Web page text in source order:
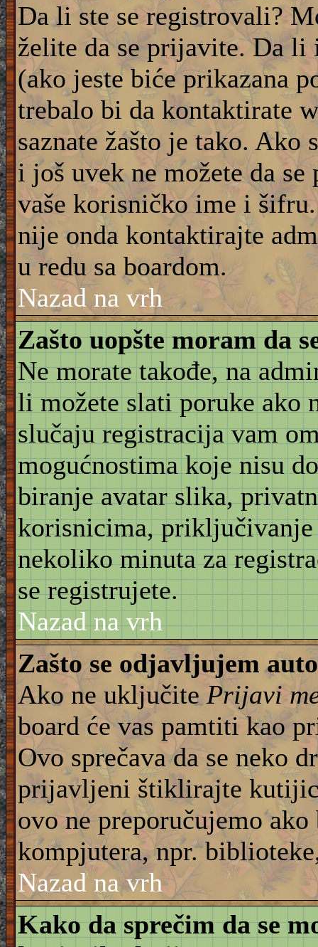
Da li ste se registrovali?
želite da se prijavite. Da li
(ako jeste biće prikazana
trebalo bi da kontaktirate
saznate žašto je tako. Ako
i još uvek ne možete da
vaše korisničko ime i
nije onda kontaktirajte
u redu sa boardom.
Nazad na vrh
Zašto uopšte moram da
Ne morate takođe, na
li možete slati poruke ako
slučaju registracija vam
mogućnostima koje nisu
biranje avatar slika,
korisnicima, priključivanje
nekoliko minuta za
se registrujete.
Nazad na vrh
Zašto se odjavljujem
Ako ne uključitePrijavi
board će vas pamtiti kao
Ovo sprečava da se neko
prijavljeni štiklirajte
ovo ne preporučujemo
kompjutera, npr.
Nazad na vrh
Kako da sprečim da se